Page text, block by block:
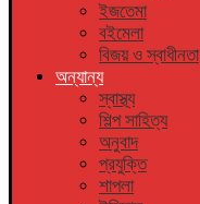
ইজতেমা
বইমেলা
বিজয় ও স্বাধীনতা
অন্যান্য
স্বাস্থ্য
শিল্প সাহিত্য
অনুবাদ
প্রযুক্তি
শাপলা